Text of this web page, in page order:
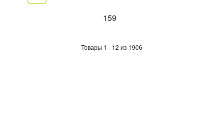
Товары 1 - 12 из 1906
159